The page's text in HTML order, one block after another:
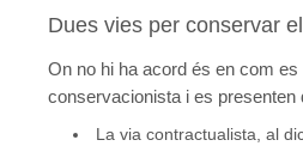
Dues vies per conservar
On no hi ha acord és en com
conservacionista i es presenten
La via contractualista, al